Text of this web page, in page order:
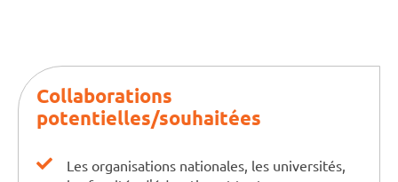
Collaborations
potentielles/souhaitées
Les organisations nationales, les universités,